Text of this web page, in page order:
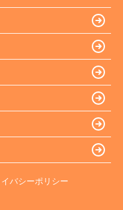
バシーポリシー